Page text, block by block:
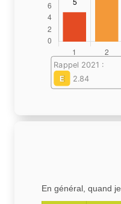
Rappel 2021 :
E
2.84
En général, quand